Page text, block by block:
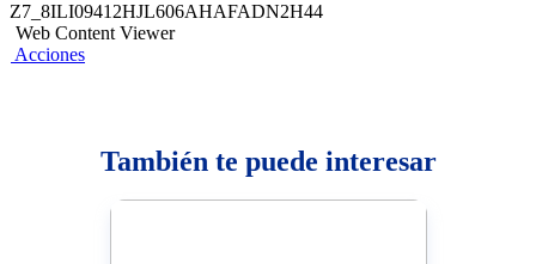
Z7_8ILI09412HJL606AHAFADN2H44
Web Content Viewer
Acciones
También te puede interesar